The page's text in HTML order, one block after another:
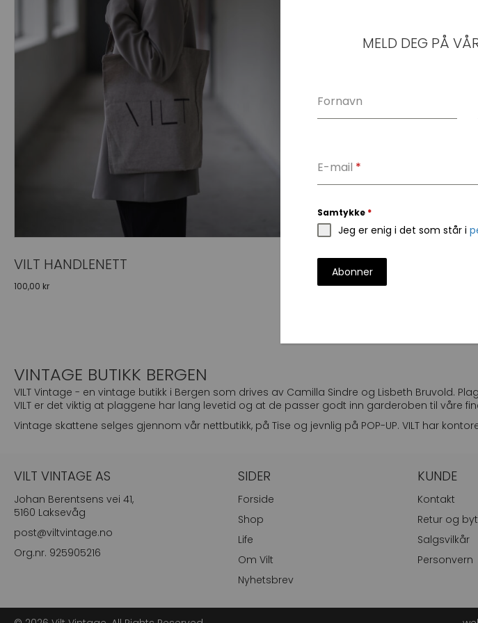
VILT HANDLENETT
100,00 kr
VINTAGE BUTIKK BERGEN
VILT Vintage - en vintage butikk i Bergen som drives av Camilla Sindre og Lisbeth Bruvold.
VILT er det viktig at plaggene har lang levetid og at de passer godt inn garderoben til våre
Vintage skattene selges gjennom vår nettbutikk, på Tise og jevnlig på POP-UP. VILT har
VILT VINTAGE AS
Johan Berentsens vei 41,
5160 Laksevåg
post@viltvintage.no
Org.nr. 925905216
SIDER
Forside
Shop
Life
Om Vilt
Nyhetsbrev
KUNDE
Kontakt
Retur og
Salgsvilkår
Personvern
MELD DEG PÅ
Fornavn
E-mail *
Samtykke *
Jeg er enig i det som står i
Abonner